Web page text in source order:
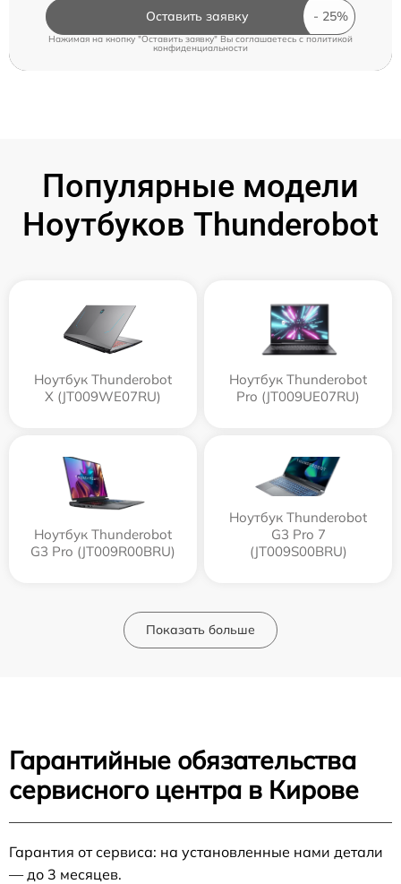
Оставить заявку
Нажимая на кнопку "Оставить заявку" Вы соглашаетесь cполитикой
конфиденциальности
Популярные модели
Ноутбуков Thunderobot
Ноутбук Thunderobot
X (JT009WE07RU)
Ноутбук Thunderobot
Pro (JT009UE07RU)
Ноутбук Thunderobot
G3 Pro (JT009R00BRU)
Ноутбук Thunderobot
G3 Pro 7
(JT009S00BRU)
Показать больше
Гарантийные обязательства
сервисного центра в Кирове
Гарантия от сервиса: на установленные нами детали
— до 3 месяцев.